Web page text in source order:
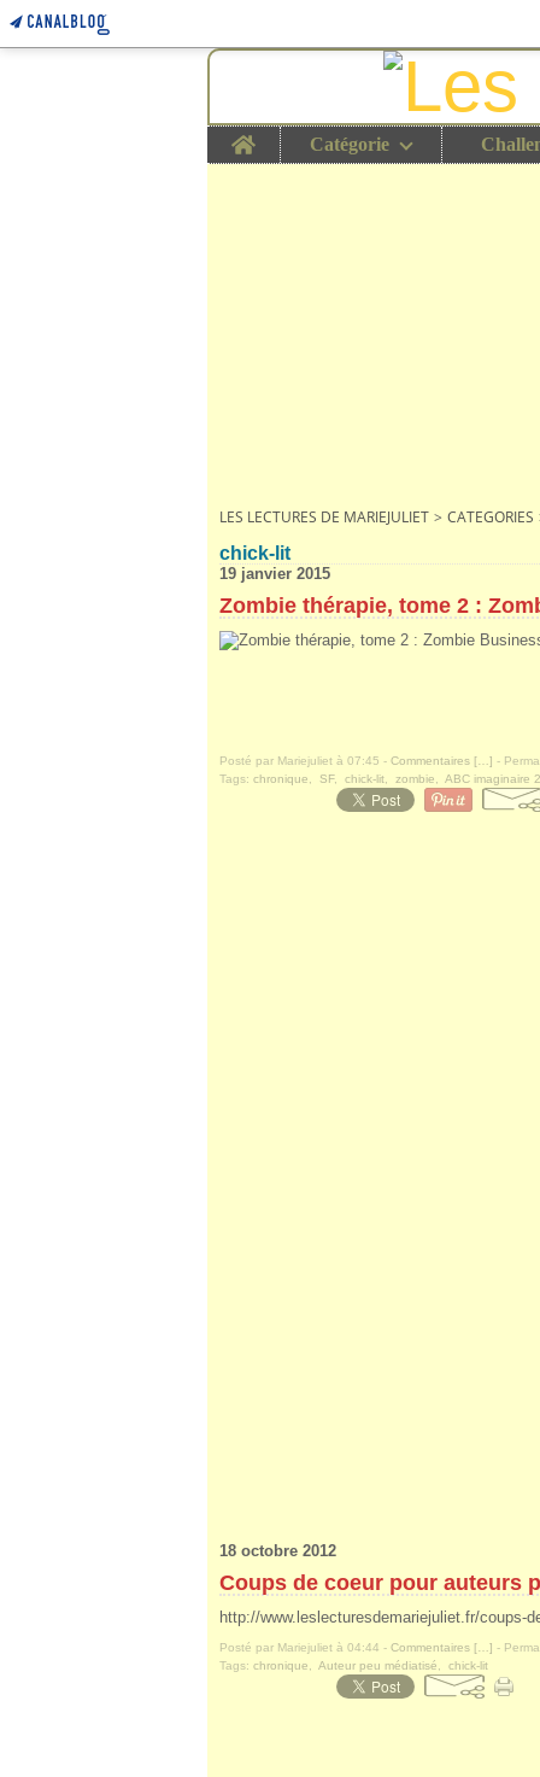
Home Catégorie
LES LECTURES DE MARIEJULIET > CATEGORIES
chick-lit
19 janvier 2015
Zombie thérapie, tome 2 :
Posté par Mariejuliet à 07:45 - Commentaires [ ] -
Tags: chronique SF, chick-lit zombie ABC imaginaire
18 octobre 2012
Coups de coeur pour auteurs
http://www.leslecturesdemariejuliet.fr/coups-
Posté par Mariejuliet à 04:44 - Commentaires [ ] -
Tags: chronique Auteur peu médiatisé chick-lit